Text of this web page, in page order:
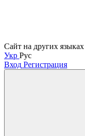
Сайт на других языках
Укр Рус
Вход Регистрация